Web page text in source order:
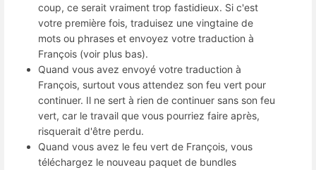
coup, ce serait vraiment trop fastidieux. Si c'est
votre première fois, traduisez une vingtaine de
mots ou phrases et envoyez votre traduction à
François (voir plus bas).
Quand vous avez envoyé votre traduction à
François, surtout vous attendez son feu vert pour
continuer. Il ne sert à rien de continuer sans son feu
vert, car le travail que vous pourriez faire après,
risquerait d'être perdu.
Quand vous avez le feu vert de François, vous
téléchargez le nouveau paquet de bundles